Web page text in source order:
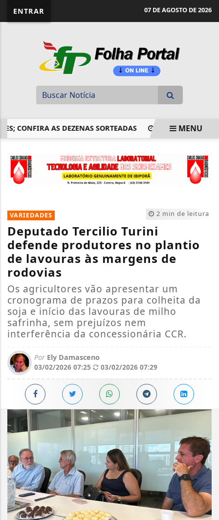
ENTRAR 07 DE AGOSTO DE 2026
AS DEZENAS SORTEADAS EMISSÃO DE NOTAS
MENU
2 min de leitura
VARIEDADES
Deputado Tercilio Turini
defende produtores no plantio
de lavouras às margens de
rodovias
Os agricultores vão apresentar um
cronograma de prazos para colheita da
soja e início das lavouras de milho
safrinha, sem prejuízos nem
interferência da concessionária CCR.
Por Ely Damasceno
03/02/2026 07:25
03/02/2026 07:29